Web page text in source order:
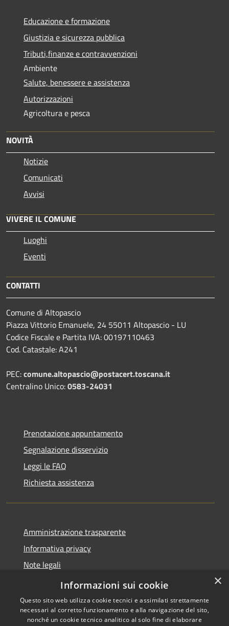
Educazione e formazione
Giustizia e sicurezza pubblica
Tributi,finanze e contravvenzioni
Ambiente
Salute, benessere e assistenza
Autorizzazioni
Agricoltura e pesca
NOVITÀ
Notizie
Comunicati
Avvisi
VIVERE IL COMUNE
Luoghi
Eventi
CONTATTI
Comune di Altopascio
Piazza Vittorio Emanuele, 24 55011 Altopascio - LU
Codice Fiscale e Partita IVA: 00197110463
Cod. Catastale: A241
PEC:comune.altopascio@postacert.toscana.it
Centralino Unico:0583-24031
Prenotazione appuntamento
Segnalazione disservizio
Leggi le FAQ
Richiesta assistenza
Amministrazione trasparente
Informativa privacy
Note legali
Dichiarazione di accessibilità
×
Informazioni sui cookie
Questo sito web utilizza cookie tecnici e assimilati strettamente
necessari al corretto funzionamento e alla navigazione del sito,
nonché un cookie tecnico analitico al solo fine di elaborare